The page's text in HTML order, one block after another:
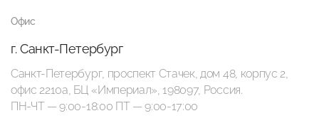
Офис
г. Санкт-Петербург
Санкт-Петербург, проспект Стачек, дом 48, корпус 2,
офис 2210а, БЦ «Империал», 198097, Россия.
ПН-ЧТ — 9:00-18:00 ПТ — 9:00-17:00